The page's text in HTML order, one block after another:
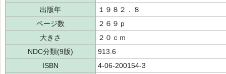
出版年
１９８２．８
ページ数
２６９ｐ
大きさ
２０ｃｍ
NDC分類(9版)
913.6
ISBN
4-06-200154-3